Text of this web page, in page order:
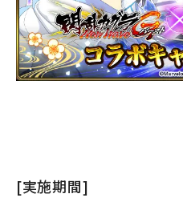
[実施期間]